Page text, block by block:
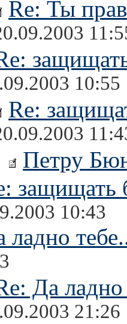
Re: Ты
10:55
Re:
Петру
защищать
10:43
ладно
Да ладно
21:26